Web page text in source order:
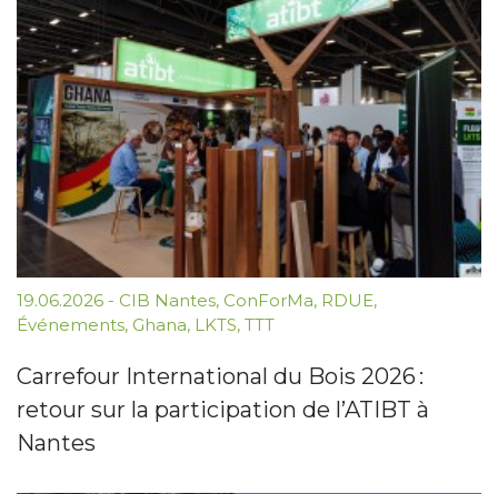
19.06.2026 - CIB Nantes, ConForMa, RDUE,
Événements, Ghana, LKTS, TTT
Carrefour International du Bois 2026 :
retour sur la participation de l’ATIBT à
Nantes